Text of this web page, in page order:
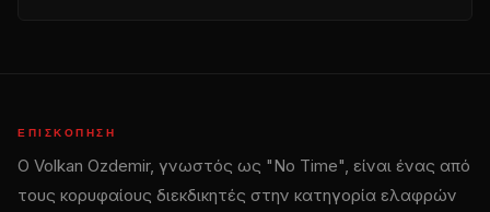
ΕΠΙΣΚΌΠΗΣΗ
Ο Volkan Ozdemir, γνωστός ως "No Time", είναι ένας από
τους κορυφαίους διεκδικητές στην κατηγορία ελαφρών